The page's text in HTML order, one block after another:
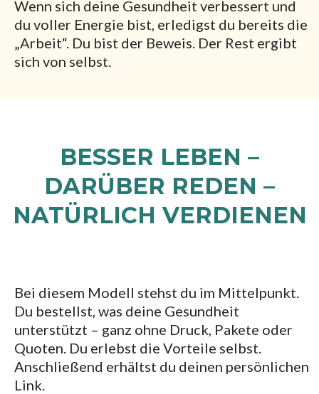
Wenn sich deine Gesundheit verbessert und
du voller Energie bist, erledigst du bereits die
„Arbeit“. Du bist der Beweis. Der Rest ergibt
sich von selbst.
BESSER LEBEN –
DARÜBER REDEN –
NATÜRLICH VERDIENEN
Bei diesem Modell stehst du im Mittelpunkt.
Du bestellst, was deine Gesundheit
unterstützt – ganz ohne Druck, Pakete oder
Quoten. Du erlebst die Vorteile selbst.
Anschließend erhältst du deinen persönlichen
Link.